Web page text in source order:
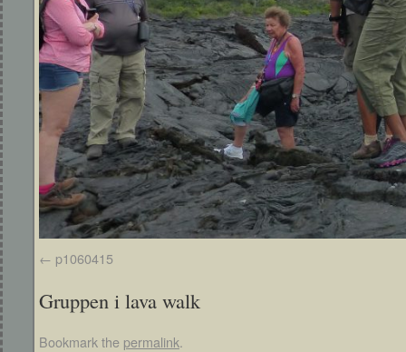
p1060415
Gruppen i lava walk
Bookmark the permalink.